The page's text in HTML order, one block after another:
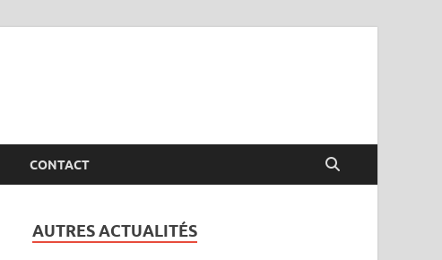
CONTACT
AUTRES ACTUALITÉS